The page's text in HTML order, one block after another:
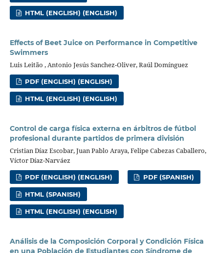
HTML (ENGLISH) (ENGLISH)
Effects of Beet Juice on Performance in Competitive
Swimmers
Luis Leitão , Antonio Jesús Sanchez-Oliver, Raúl Domínguez
PDF (ENGLISH) (ENGLISH)
HTML (ENGLISH) (ENGLISH)
Control de carga física externa en árbitros de fútbol
profesional durante partidos de primera división
Cristian Díaz Escobar, Juan Pablo Araya, Felipe Cabezas Caballero,
Víctor Díaz-Narváez
PDF (ENGLISH) (ENGLISH) PDF (SPANISH)
HTML (SPANISH)
HTML (ENGLISH) (ENGLISH)
Análisis de la Composición Corporal y Condición Física
en una Población de Estudiantes con Síndrome de